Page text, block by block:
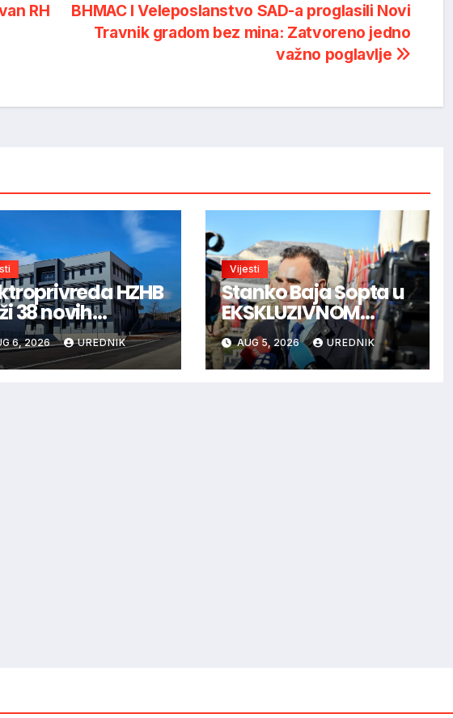
BHMAC I Veleposlanstvo SAD-a proglasili Novi
Travnik gradom bez mina: Zatvoreno jedno
važno poglavlje
RH
HZHB
38 novih
otvorena
mjesta po
6, 2026 UREDNIK
Vijesti
Stanko Baja Sopta u
EKSKLUZIVNOM
intervjuu: HVO je
trebao ući u Vukovar
preko Marinaca,
AUG 5, 2026 UREDNIK